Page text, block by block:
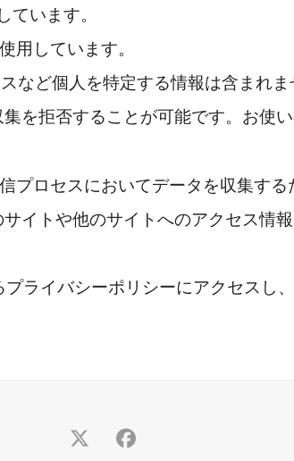
います。
しています。
ど個人を特定する情報は含まれま
を拒否することが可能です。お使
ロセスにおいてデータを収集する
イトや他のサイトへのアクセス情
ライバシーポリシーにアクセスし
TwitterFacebook